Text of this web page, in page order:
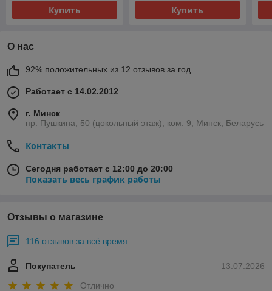
Купить Купить
О нас
92% положительных из 12 отзывов за год
Работает с 14.02.2012
г. Минск
пр. Пушкина, 50 (цокольный этаж), ком. 9, Минск, Беларусь
Контакты
Сегодня работает с 12:00 до 20:00
Показать весь график работы
Отзывы о магазине
116 отзывов за всё время
13.07.2026
Покупатель
Отлично